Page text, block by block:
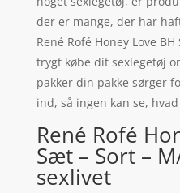
der er mange, der har
René Rofé Honey Love
trygt købe dit sexlegetøj
pakker din pakke sørger
ind, så ingen kan se,
René Rofé
Sæt – Sort –
sexlivet